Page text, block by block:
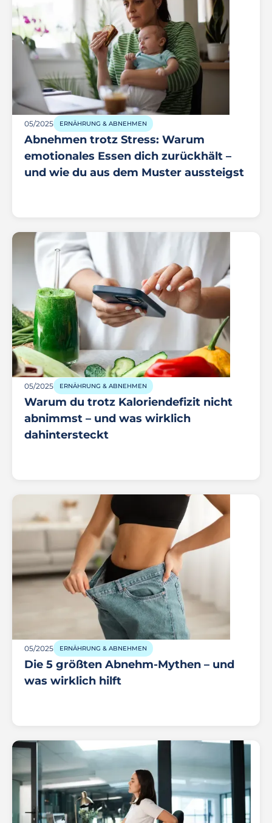
05/2025 ERNÄHRUNG & ABNEHMEN
Abnehmen trotz Stress: Warum
emotionales Essen dich zurückhält –
und wie du aus dem Muster aussteigst
05/2025 ERNÄHRUNG & ABNEHMEN
Warum du trotz Kaloriendefizit nicht
abnimmst – und was wirklich
dahintersteckt
05/2025 ERNÄHRUNG & ABNEHMEN
Die 5 größten Abnehm-Mythen – und
was wirklich hilft